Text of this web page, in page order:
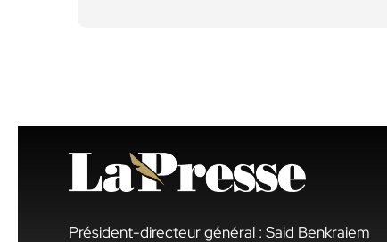
Président-directeur général : Said Benkraiem